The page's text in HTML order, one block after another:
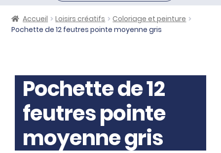
Accueil Loisirs créatifs
Coloriage et peinture
Pochette de 12 feutres pointe moyenne gris
Pochette de 12
feutres pointe
moyenne gris